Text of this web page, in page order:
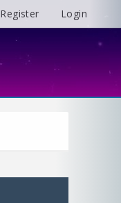
Register Login